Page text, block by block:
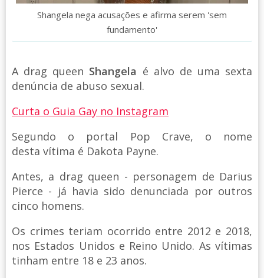
Shangela nega acusações e afirma serem 'sem
fundamento'
A drag queen Shangela é alvo de uma sexta
denúncia de abuso sexual.
Curta o Guia Gay no Instagram
Segundo o portal Pop Crave, o nome
desta vítima é Dakota Payne.
Antes, a drag queen - personagem de Darius
Pierce - já havia sido denunciada por outros
cinco homens.
Os crimes teriam ocorrido entre 2012 e 2018,
nos Estados Unidos e Reino Unido. As vítimas
tinham entre 18 e 23 anos.